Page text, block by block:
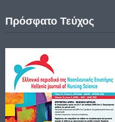
Πρόσφατο Τεύχος